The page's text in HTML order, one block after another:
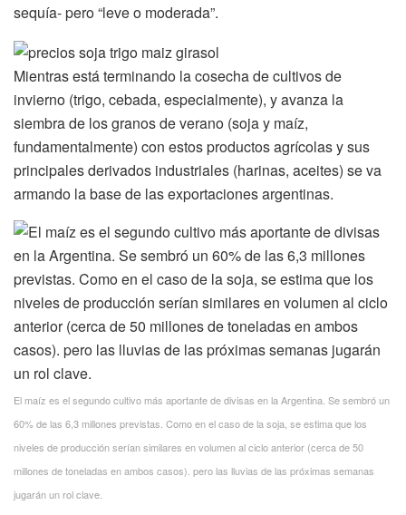
sequía- pero “leve o moderada”.
Mientras está terminando la cosecha de cultivos de
invierno (trigo, cebada, especialmente), y avanza la
siembra de los granos de verano (soja y maíz,
fundamentalmente) con estos productos agrícolas y sus
principales derivados industriales (harinas, aceites) se va
armando la base de las exportaciones argentinas.
El maíz es el segundo cultivo más aportante de divisas en la Argentina. Se sembró un
60% de las 6,3 millones previstas. Como en el caso de la soja, se estima que los
niveles de producción serían similares en volumen al ciclo anterior (cerca de 50
millones de toneladas en ambos casos). pero las lluvias de las próximas semanas
jugarán un rol clave.